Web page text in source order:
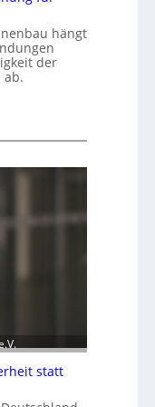
hängt
der
ab.
statt